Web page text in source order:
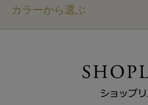
カラーから選ぶ